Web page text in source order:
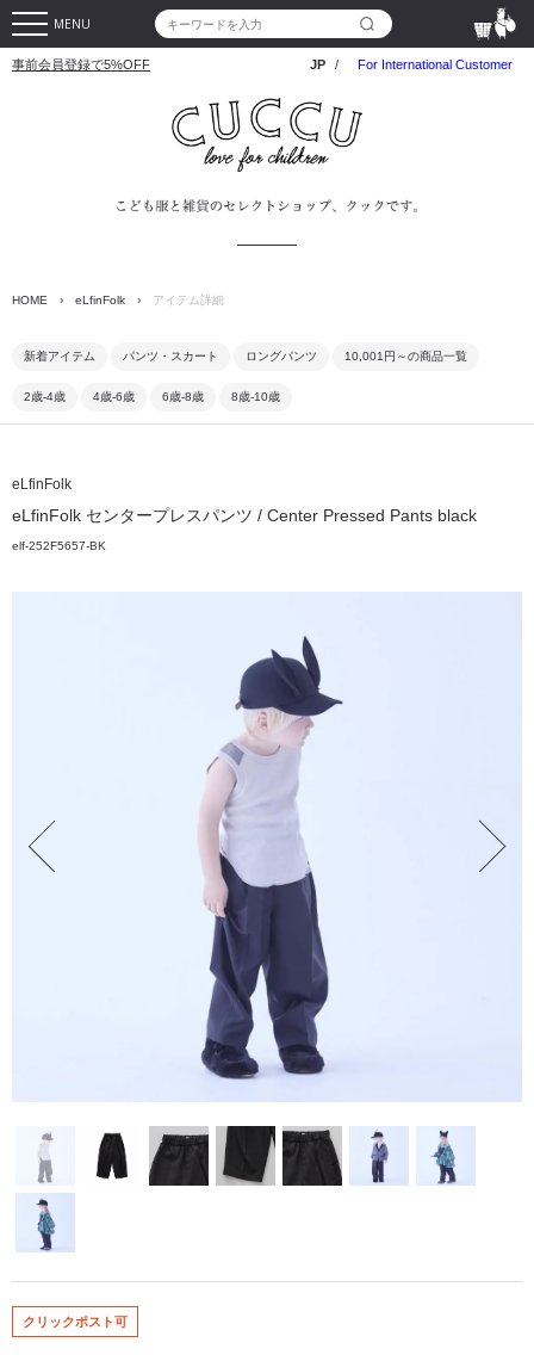
MENU
事前会員登録で5%OFF JP / For International Customer
HOME › eLfinFolk › アイテム詳細
新着アイテム パンツ・スカート ロングパンツ 10,001円～の商品一覧
2歳-4歳 4歳-6歳 6歳-8歳 8歳-10歳
eLfinFolk
eLfinFolk センタープレスパンツ / Center Pressed Pants black
elf-252F5657-BK
クリックポスト可